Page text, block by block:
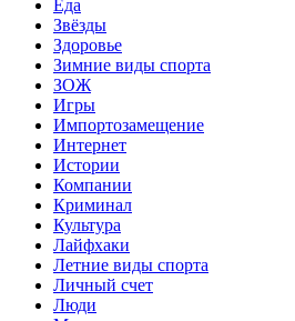
Еда
Звёзды
Здоровье
Зимние виды спорта
ЗОЖ
Игры
Импортозамещение
Интернет
Истории
Компании
Криминал
Культура
Лайфхаки
Летние виды спорта
Личный счет
Люди